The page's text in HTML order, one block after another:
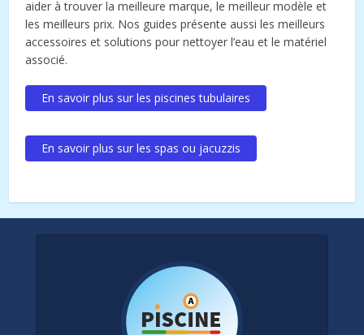
aider à trouver la meilleure marque, le meilleur modèle et
les meilleurs prix. Nos guides présente aussi les meilleurs
accessoires et solutions pour nettoyer l’eau et le matériel
associé.
En savoir plus sur les piscines tubulaires
En savoir plus sur les spas ou jacuzzis